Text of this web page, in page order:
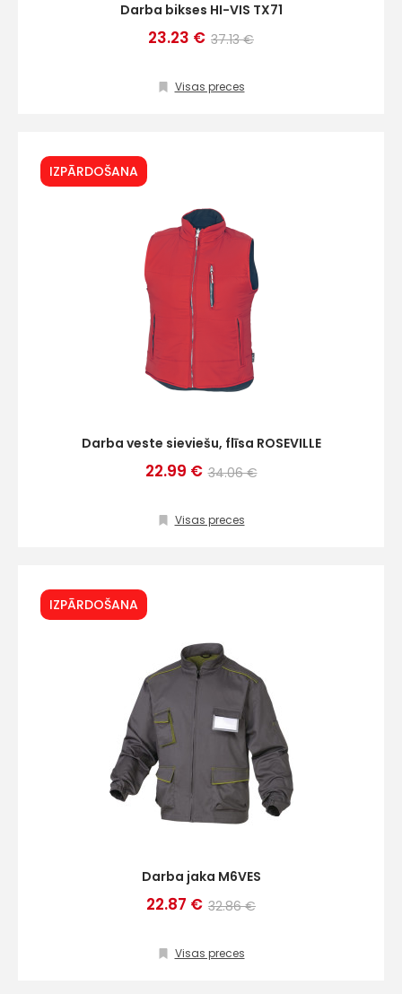
Darba bikses HI-VIS TX71
23.23 € 37.13 €
Visas preces
IZPĀRDOŠANA
Darba veste sieviešu, flīsa ROSEVILLE
22.99 € 34.06 €
Visas preces
IZPĀRDOŠANA
Darba jaka M6VES
22.87 € 32.86 €
Visas preces